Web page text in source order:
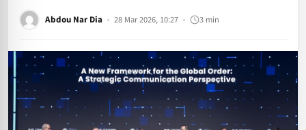
Abdou Nar Dia 28 Mar 2026, 10:27 3 min